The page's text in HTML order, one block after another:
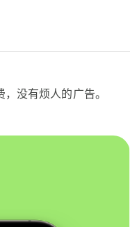
没有烦人的广告。